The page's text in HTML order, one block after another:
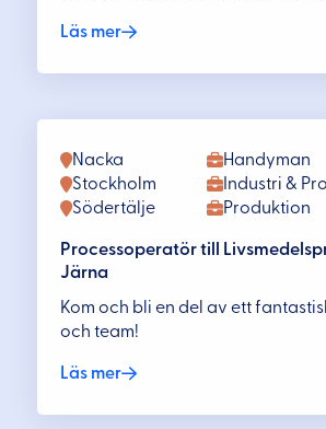
Läs mer
Handyman
Industri &
Produktion
Nacka
Stockholm
Södertälje
Processoperatör till
Järna
Kom och bli en del av ett
och team!
Läs mer